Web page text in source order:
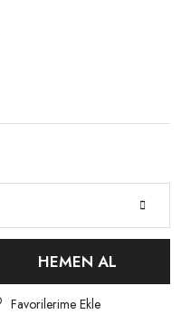
HEMEN AL